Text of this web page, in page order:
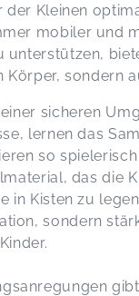
Kleinen
mobiler und
unterstützen,
sondern
sicheren
lernen das
so
das die
in Kisten zu
sondern